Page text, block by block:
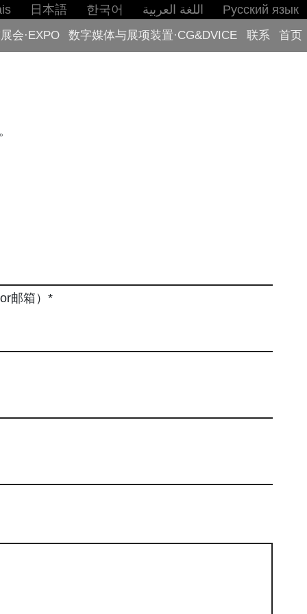
日本語 한국어 اللغة العربية Русский язык
会·EXPO 数字媒体与展项装置·CG&DVICE 联系 首页
邮箱）*